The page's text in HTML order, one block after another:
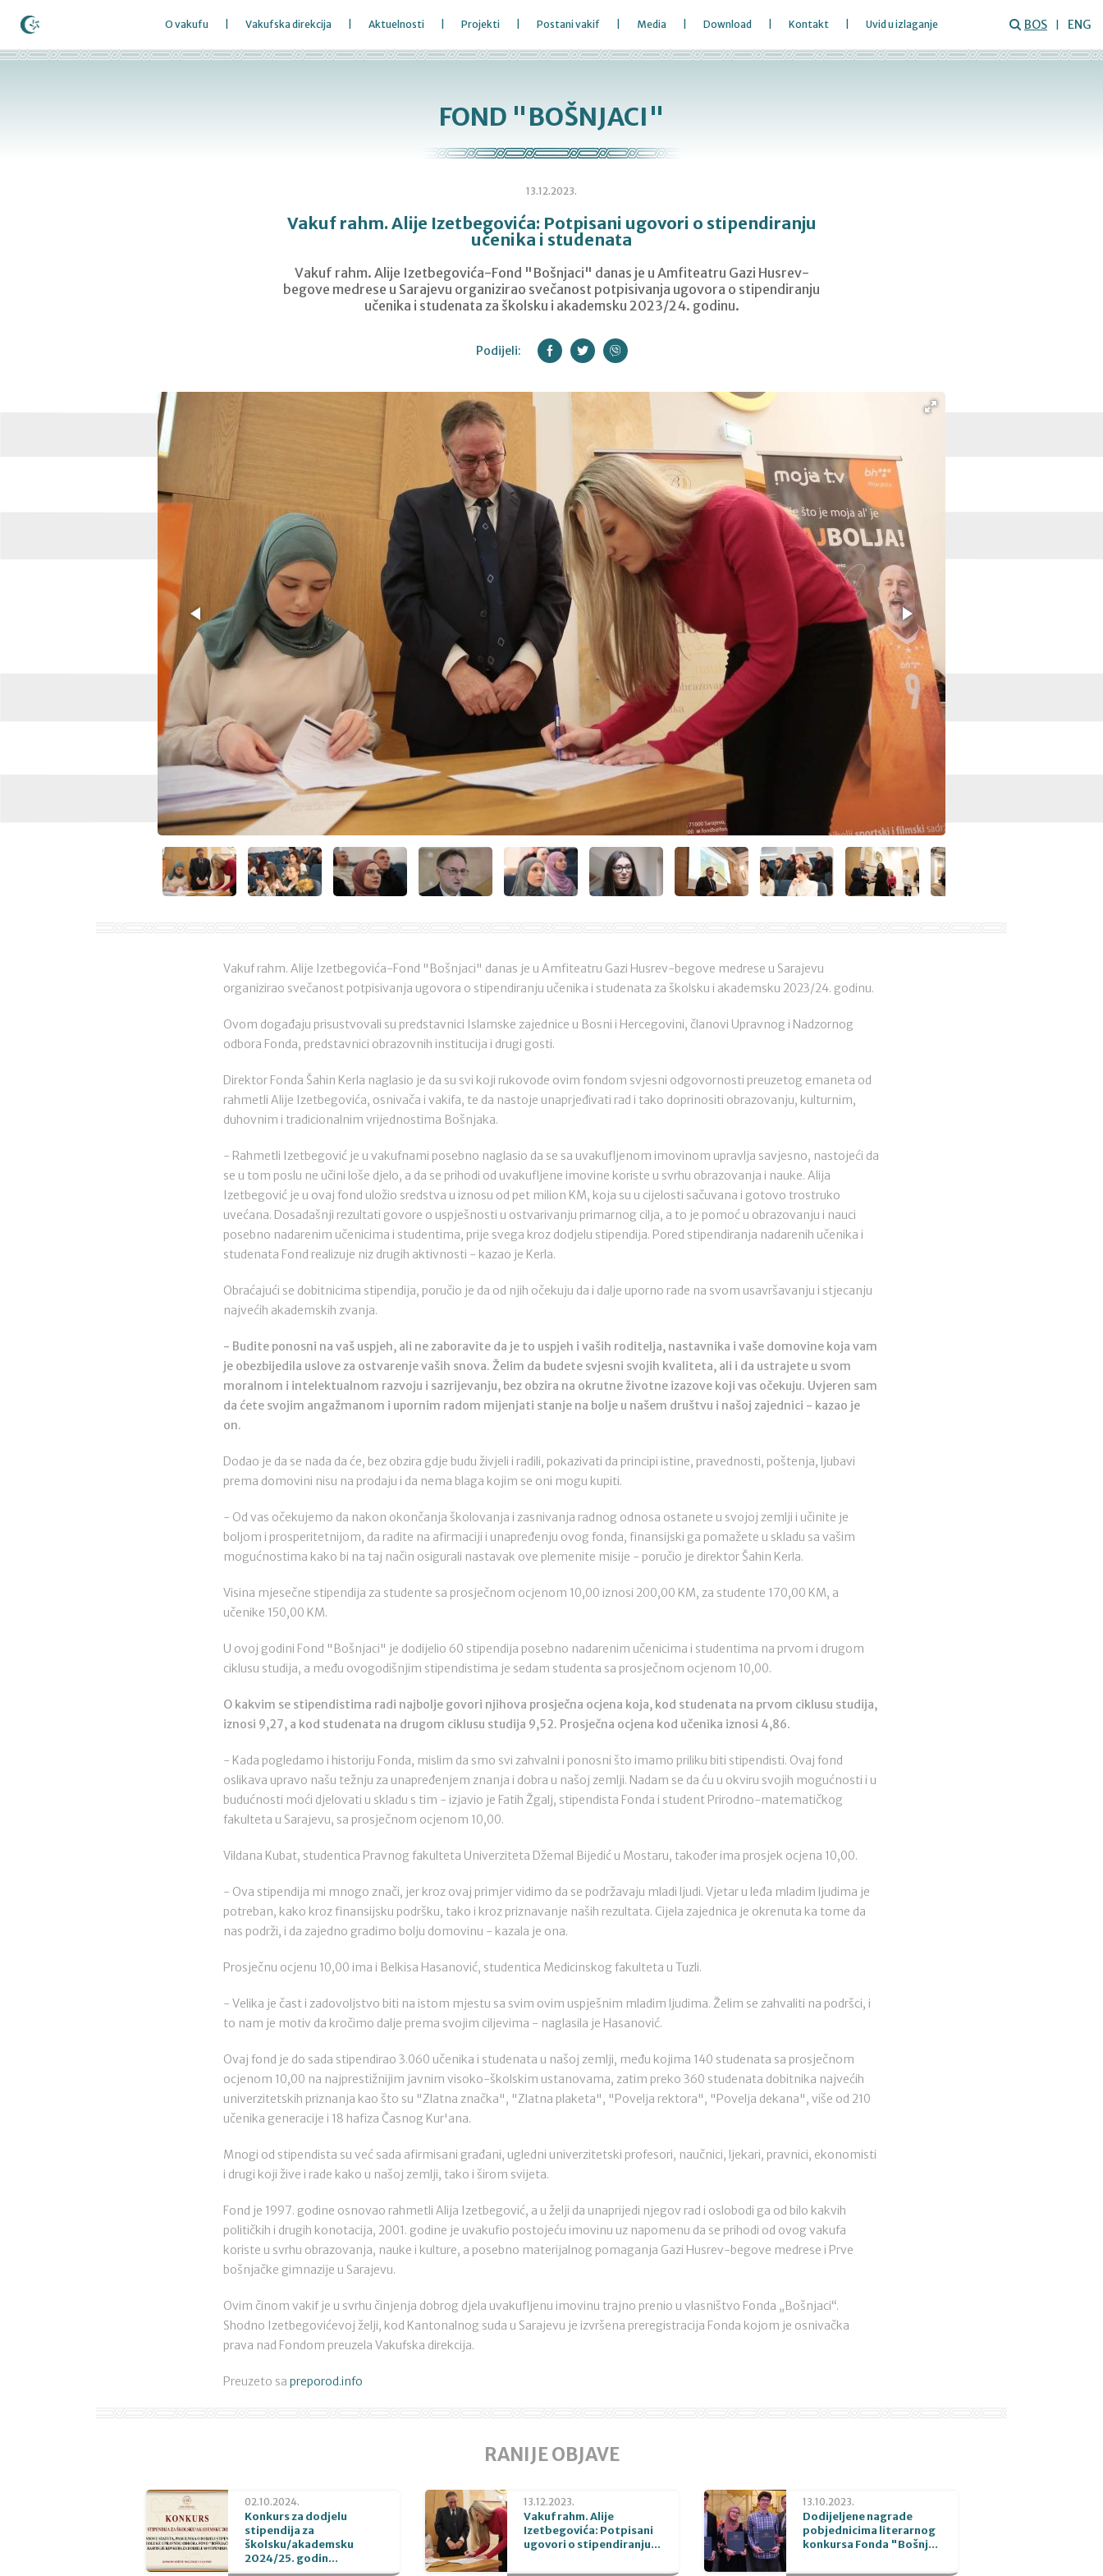
O vakufu Vakufska direkcija Aktuelnosti Projekti Postani vakif Media Download Kontakt Uvid u izlaganje BOS ENG
FOND "BOŠNJACI"
13.12.2023.
Vakuf rahm. Alije Izetbegovića: Potpisani ugovori o stipendiranju
učenika i studenata
Vakuf rahm. Alije Izetbegovića-Fond "Bošnjaci" danas je u Amfiteatru Gazi Husrev-
begove medrese u Sarajevu organizirao svečanost potpisivanja ugovora o stipendiranju
učenika i studenata za školsku i akademsku 2023/24. godinu.
Podijeli:
Vakuf rahm. Alije Izetbegovića-Fond "Bošnjaci" danas je u Amfiteatru Gazi Husrev-begove medrese u Sarajevu
organizirao svečanost potpisivanja ugovora o stipendiranju učenika i studenata za školsku i akademsku 2023/24. godinu.
Ovom događaju prisustvovali su predstavnici Islamske zajednice u Bosni i Hercegovini, članovi Upravnog i Nadzornog
odbora Fonda, predstavnici obrazovnih institucija i drugi gosti.
Direktor Fonda Šahin Kerla naglasio je da su svi koji rukovode ovim fondom svjesni odgovornosti preuzetog emaneta od
rahmetli Alije Izetbegovića, osnivača i vakifa, te da nastoje unaprjeđivati rad i tako doprinositi obrazovanju, kulturnim,
duhovnim i tradicionalnim vrijednostima Bošnjaka.
- Rahmetli Izetbegović je u vakufnami posebno naglasio da se sa uvakufljenom imovinom upravlja savjesno, nastojeći da
se u tom poslu ne učini loše djelo, a da se prihodi od uvakufljene imovine koriste u svrhu obrazovanja i nauke. Alija
Izetbegović je u ovaj fond uložio sredstva u iznosu od pet milion KM, koja su u cijelosti sačuvana i gotovo trostruko
uvećana. Dosadašnji rezultati govore o uspješnosti u ostvarivanju primarnog cilja, a to je pomoć u obrazovanju i nauci
posebno nadarenim učenicima i studentima, prije svega kroz dodjelu stipendija. Pored stipendiranja nadarenih učenika i
studenata Fond realizuje niz drugih aktivnosti - kazao je Kerla.
Obraćajući se dobitnicima stipendija, poručio je da od njih očekuju da i dalje uporno rade na svom usavršavanju i stjecanju
najvećih akademskih zvanja.
- Budite ponosni na vaš uspjeh, ali ne zaboravite da je to uspjeh i vaših roditelja, nastavnika i vaše domovine koja vam
je obezbijedila uslove za ostvarenje vaših snova. Želim da budete svjesni svojih kvaliteta, ali i da ustrajete u svom
moralnom i intelektualnom razvoju i sazrijevanju, bez obzira na okrutne životne izazove koji vas očekuju. Uvjeren sam
da ćete svojim angažmanom i upornim radom mijenjati stanje na bolje u našem društvu i našoj zajednici - kazao je
on.
Dodao je da se nada da će, bez obzira gdje budu živjeli i radili, pokazivati da principi istine, pravednosti, poštenja, ljubavi
prema domovini nisu na prodaju i da nema blaga kojim se oni mogu kupiti.
- Od vas očekujemo da nakon okončanja školovanja i zasnivanja radnog odnosa ostanete u svojoj zemlji i učinite je
boljom i prosperitetnijom, da radite na afirmaciji i unapređenju ovog fonda, finansijski ga pomažete u skladu sa vašim
mogućnostima kako bi na taj način osigurali nastavak ove plemenite misije - poručio je direktor Šahin Kerla.
Visina mjesečne stipendija za studente sa prosječnom ocjenom 10,00 iznosi 200,00 KM, za studente 170,00 KM, a
učenike 150,00 KM.
U ovoj godini Fond "Bošnjaci" je dodijelio 60 stipendija posebno nadarenim učenicima i studentima na prvom i drugom
ciklusu studija, a među ovogodišnjim stipendistima je sedam studenta sa prosječnom ocjenom 10,00.
O kakvim se stipendistima radi najbolje govori njihova prosječna ocjena koja, kod studenata na prvom ciklusu studija,
iznosi 9,27, a kod studenata na drugom ciklusu studija 9,52. Prosječna ocjena kod učenika iznosi 4,86.
- Kada pogledamo i historiju Fonda, mislim da smo svi zahvalni i ponosni što imamo priliku biti stipendisti. Ovaj fond
oslikava upravo našu težnju za unapređenjem znanja i dobra u našoj zemlji. Nadam se da ću u okviru svojih mogućnosti i u
budućnosti moći djelovati u skladu s tim - izjavio je Fatih Žgalj, stipendista Fonda i student Prirodno-matematičkog
fakulteta u Sarajevu, sa prosječnom ocjenom 10,00.
Vildana Kubat, studentica Pravnog fakulteta Univerziteta Džemal Bijedić u Mostaru, također ima prosjek ocjena 10,00.
- Ova stipendija mi mnogo znači, jer kroz ovaj primjer vidimo da se podržavaju mladi ljudi. Vjetar u leđa mladim ljudima je
potreban, kako kroz finansijsku podršku, tako i kroz priznavanje naših rezultata. Cijela zajednica je okrenuta ka tome da
nas podrži, i da zajedno gradimo bolju domovinu - kazala je ona.
Prosječnu ocjenu 10,00 ima i Belkisa Hasanović, studentica Medicinskog fakulteta u Tuzli.
- Velika je čast i zadovoljstvo biti na istom mjestu sa svim ovim uspješnim mladim ljudima. Želim se zahvaliti na podršci, i
to nam je motiv da kročimo dalje prema svojim ciljevima - naglasila je Hasanović.
Ovaj fond je do sada stipendirao 3.060 učenika i studenata u našoj zemlji, među kojima 140 studenata sa prosječnom
ocjenom 10,00 na najprestižnijim javnim visoko-školskim ustanovama, zatim preko 360 studenata dobitnika najvećih
univerzitetskih priznanja kao što su "Zlatna značka", "Zlatna plaketa", "Povelja rektora", "Povelja dekana", više od 210
učenika generacije i 18 hafiza Časnog Kur'ana.
Mnogi od stipendista su već sada afirmisani građani, ugledni univerzitetski profesori, naučnici, ljekari, pravnici, ekonomisti
i drugi koji žive i rade kako u našoj zemlji, tako i širom svijeta.
Fond je 1997. godine osnovao rahmetli Alija Izetbegović, a u želji da unaprijedi njegov rad i oslobodi ga od bilo kakvih
političkih i drugih konotacija, 2001. godine je uvakufio postojeću imovinu uz napomenu da se prihodi od ovog vakufa
koriste u svrhu obrazovanja, nauke i kulture, a posebno materijalnog pomaganja Gazi Husrev-begove medrese i Prve
bošnjačke gimnazije u Sarajevu.
Ovim činom vakif je u svrhu činjenja dobrog djela uvakufljenu imovinu trajno prenio u vlasništvo Fonda „Bošnjaci“.
Shodno Izetbegovićevoj želji, kod Kantonalnog suda u Sarajevu je izvršena preregistracija Fonda kojom je osnivačka
prava nad Fondom preuzela Vakufska direkcija.
Preuzeto sa preporod.info
RANIJE OBJAVE
02.10.2024.
Konkurs za dodjelu
stipendija za
školsku/akademsku
2024/25. godin...
13.12.2023.
Vakuf rahm. Alije
Izetbegovića: Potpisani
ugovori o stipendiranju...
13.10.2023.
Dodijeljene nagrade
pobjednicima literarnog
konkursa Fonda "Bošnj...